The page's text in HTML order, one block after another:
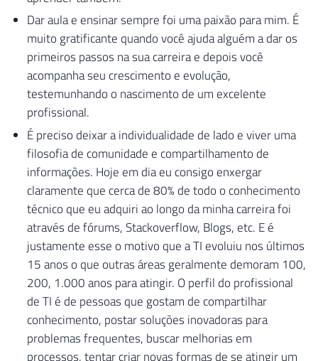
Dar aula e ensinar sempre foi uma paixão para mim. É
muito gratificante quando você ajuda alguém a dar os
primeiros passos na sua carreira e depois você
acompanha seu crescimento e evolução,
testemunhando o nascimento de um excelente
profissional.
É preciso deixar a individualidade de lado e viver uma
filosofia de comunidade e compartilhamento de
informações. Hoje em dia eu consigo enxergar
claramente que cerca de 80% de todo o conhecimento
técnico que eu adquiri ao longo da minha carreira foi
através de fórums, Stackoverflow, Blogs, etc. E é
justamente esse o motivo que a TI evoluiu nos últimos
15 anos o que outras áreas geralmente demoram 100,
200, 1.000 anos para atingir. O perfil do profissional
de TI é de pessoas que gostam de compartilhar
conhecimento, postar soluções inovadoras para
problemas frequentes, buscar melhorias em
processos, tentar criar novas formas de se atingir um